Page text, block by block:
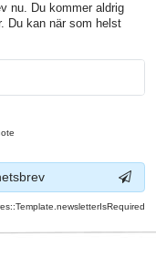
nu. Du kommer aldrig
Du kan när som helst